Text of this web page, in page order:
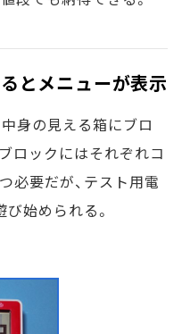
とメニューが表示
身の見える箱にブロ
ロックにはそれぞれコ
必要だが、テスト用電
始められる。